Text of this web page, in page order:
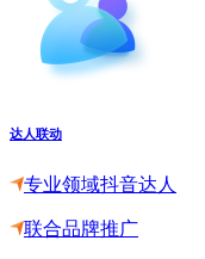
达人联动
专业领域抖音达人
联合品牌推广